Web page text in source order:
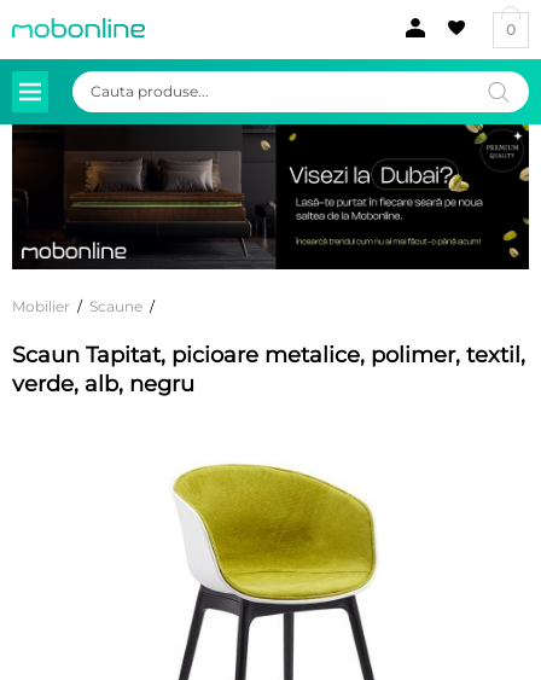
0
Products
search
Mobilier / Scaune /
Scaun Tapitat, picioare metalice, polimer, textil,
verde, alb, negru